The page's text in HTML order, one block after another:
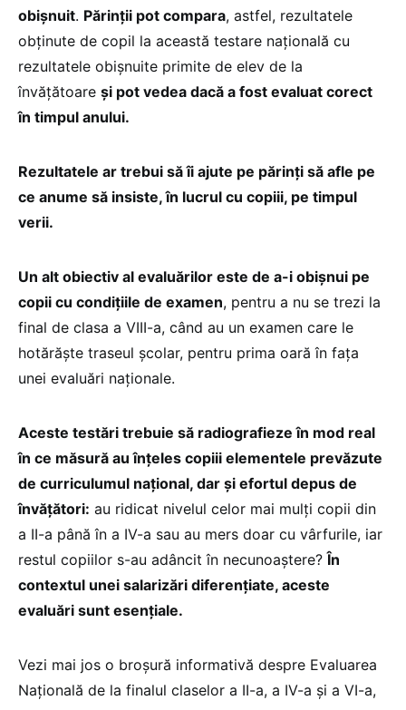
obișnuit. Părinții pot compara, astfel, rezultatele
obținute de copil la această testare națională cu
rezultatele obișnuite primite de elev de la
învățătoare și pot vedea dacă a fost evaluat corect
în timpul anului.
Rezultatele ar trebui să îi ajute pe părinți să afle pe
ce anume să insiste, în lucrul cu copiii, pe timpul
verii.
Un alt obiectiv al evaluărilor este de a-i obișnui pe
copii cu condițiile de examen, pentru a nu se trezi la
final de clasa a VIII-a, când au un examen care le
hotărăște traseul școlar, pentru prima oară în fața
unei evaluări naționale.
Aceste testări trebuie să radiografieze în mod real
în ce măsură au înțeles copiii elementele prevăzute
de curriculumul național, dar și efortul depus de
învățători: au ridicat nivelul celor mai mulți copii din
a II-a până în a IV-a sau au mers doar cu vârfurile, iar
restul copiilor s-au adâncit în necunoaștere?În
contextul unei salarizări diferențiate, aceste
evaluări sunt esențiale.
Vezi mai jos o broșură informativă despre Evaluarea
Națională de la finalul claselor a II-a, a IV-a și a VI-a,